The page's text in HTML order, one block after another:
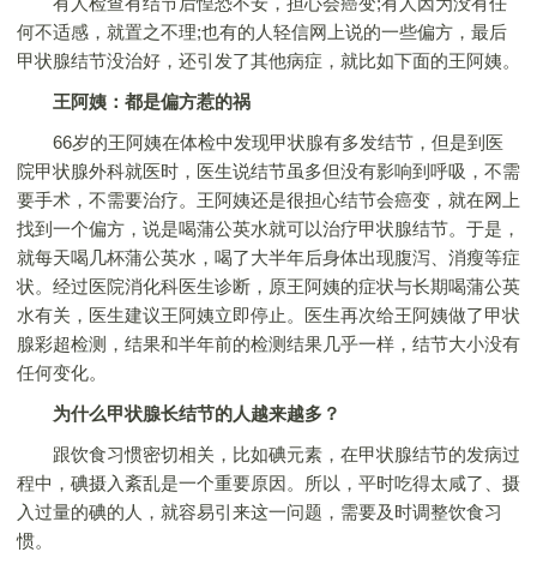
何不适感，就置之不理;也有的人轻信网上说的一些偏方，最后
甲状腺结节没治好，还引发了其他病症，就比如下面的王阿姨。
王阿姨：都是偏方惹的祸
66岁的王阿姨在体检中发现甲状腺有多发结节，但是到医
院甲状腺外科就医时，医生说结节虽多但没有影响到呼吸，不需
要手术，不需要治疗。王阿姨还是很担心结节会癌变，就在网上
找到一个偏方，说是喝蒲公英水就可以治疗甲状腺结节。于是，
就每天喝几杯蒲公英水，喝了大半年后身体出现腹泻、消瘦等症
状。经过医院消化科医生诊断，原王阿姨的症状与长期喝蒲公英
水有关，医生建议王阿姨立即停止。医生再次给王阿姨做了甲状
腺彩超检测，结果和半年前的检测结果几乎一样，结节大小没有
任何变化。
为什么甲状腺长结节的人越来越多？
跟饮食习惯密切相关，比如碘元素，在甲状腺结节的发病过
程中，碘摄入紊乱是一个重要原因。所以，平时吃得太咸了、摄
入过量的碘的人，就容易引来这一问题，需要及时调整饮食习
惯。